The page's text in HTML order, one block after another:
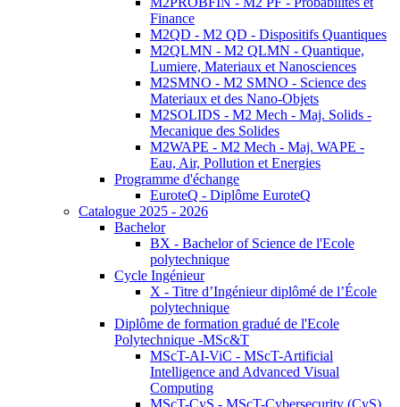
Finance
M2QD - M2 QD - Dispositifs Quantiques
M2QLMN - M2 QLMN - Quantique,
Lumiere, Materiaux et Nanosciences
M2SMNO - M2 SMNO - Science des
Materiaux et des Nano-Objets
M2SOLIDS - M2 Mech - Maj. Solids -
Mecanique des Solides
M2WAPE - M2 Mech - Maj. WAPE -
Eau, Air, Pollution et Energies
Programme d'échange
EuroteQ - Diplôme EuroteQ
Catalogue 2025 - 2026
Bachelor
BX - Bachelor of Science de l'Ecole
polytechnique
Cycle Ingénieur
X - Titre d’Ingénieur diplômé de l’École
polytechnique
Diplôme de formation gradué de l'Ecole
Polytechnique -MSc&T
MScT-AI-ViC - MScT-Artificial
Intelligence and Advanced Visual
Computing
MScT-CyS - MScT-Cybersecurity (CyS)